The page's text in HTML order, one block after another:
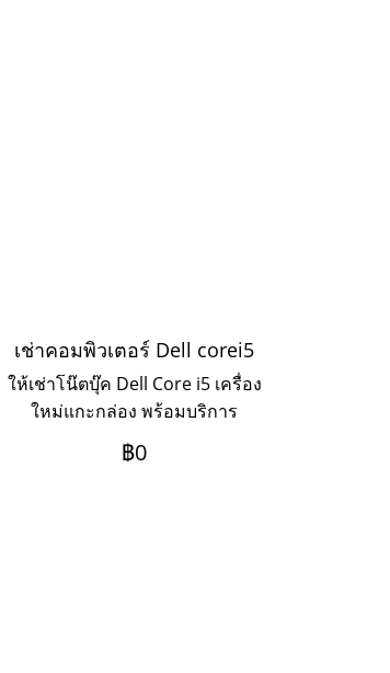
เช่าคอมพิวเตอร์ Dell corei5
ให้เช่าโน๊ตบุ๊ค Dell Core i5 เครื่อง
ใหม่แกะกล่อง พร้อมบริการ
Onsite Service ระยะเช่า 3ปี
ชำระเป็นรายเดือน หากต้องการ
฿0